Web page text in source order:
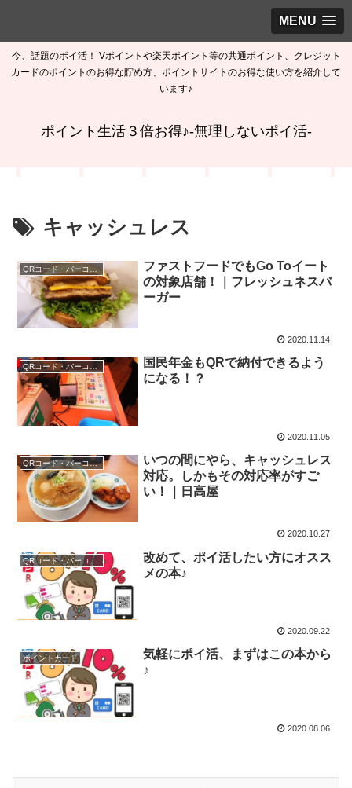
MENU
今、話題のポイ活！ Vポイントや楽天ポイント等の共通ポイント、クレジット
カードのポイントのお得な貯め方、ポイントサイトのお得な使い方を紹介して
います♪
ポイント生活３倍お得♪-無理しないポイ活-
キャッシュレス
ファストフードでもGo Toイート
の対象店舗！｜フレッシュネスバ
ーガー
2020.11.14
国民年金もQRで納付できるよう
になる！？
2020.11.05
QRコード・バーコード決済
いつの間にやら、キャッシュレス
対応。しかもその対応率がすご
い！｜日高屋
2020.10.27
QRコード・バーコード決済
改めて、ポイ活したい方にオスス
メの本♪
2020.09.22
ポイントカード
気軽にポイ活、まずはこの本から
♪
2020.08.06